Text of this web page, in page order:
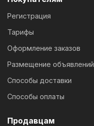
Регистрация
Тарифы
Оформление заказов
Размещение объявлений
Способы доставки
Способы оплаты
Продавцам